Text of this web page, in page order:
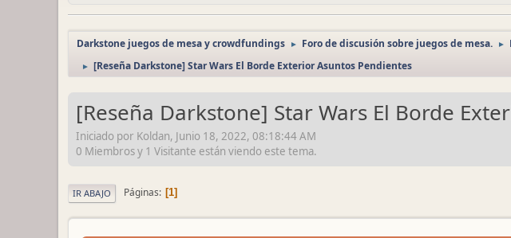
Darkstone juegos de mesa y crowdfundings ► Foro de discusión sobre juegos de mesa. ►
► [Reseña Darkstone] Star Wars El Borde Exterior Asuntos Pendientes
[Reseña Darkstone] Star Wars El Borde
Iniciado por Koldan, Junio 18, 2022, 08:18:44 AM
0 Miembros y 1 Visitante están viendo este tema.
IR ABAJO Páginas 1